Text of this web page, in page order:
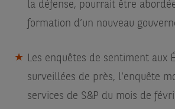
la défense, pourrait être
formation d’un nouveau
Les enquêtes de sentiment aux
surveillées de près, l’enquête
services de S&P du mois de